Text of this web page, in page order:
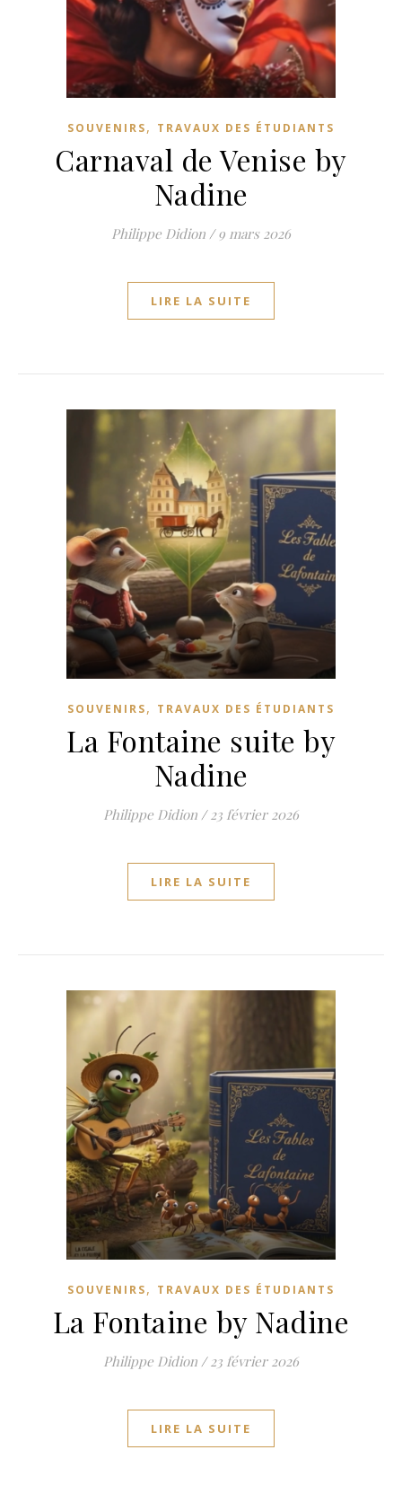
SOUVENIRS, TRAVAUX DES ÉTUDIANTS
Carnaval de Venise by
Nadine
Philippe Didion / 9 mars 2026
LIRE LA SUITE
SOUVENIRS, TRAVAUX DES ÉTUDIANTS
La Fontaine suite by
Nadine
Philippe Didion / 23 février 2026
LIRE LA SUITE
SOUVENIRS, TRAVAUX DES ÉTUDIANTS
La Fontaine by Nadine
Philippe Didion / 23 février 2026
LIRE LA SUITE